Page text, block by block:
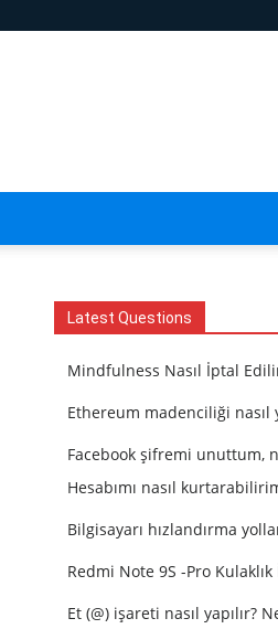
Latest Questions
Mindfulness Nasıl İptal
Ethereum madenciliği nasıl
Facebook şifremi unuttum,
Hesabımı nasıl
Bilgisayarı hızlandırma
Redmi Note 9S -Pro
Et (@) işareti nasıl yapılır?